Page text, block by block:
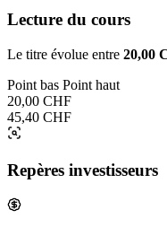
Lecture du cours
Le titre évolue entre 20,00
Point bas Point haut
20,00 CHF
45,40 CHF
Repères investisseurs